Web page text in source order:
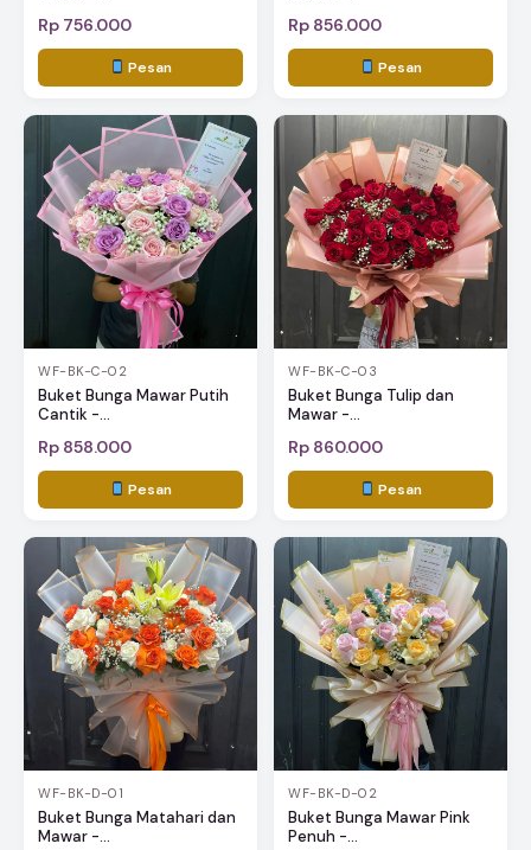
Rp 756.000
Pesan
Rp 856.000
Pesan
WF-BK-C-02
Buket Bunga Mawar Putih
Cantik -...
Rp 858.000
Pesan
WF-BK-C-03
Buket Bunga Tulip dan
Mawar -...
Rp 860.000
Pesan
WF-BK-D-01
Buket Bunga Matahari dan
Mawar -...
WF-BK-D-02
Buket Bunga Mawar Pink
Penuh -...